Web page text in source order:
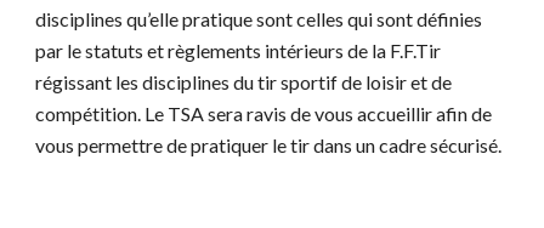
disciplines qu’elle pratique sont celles qui sont définies
par le statuts et règlements intérieurs de la F.F.Tir
régissant les disciplines du tir sportif de loisir et de
compétition. Le TSA sera ravis de vous accueillir afin de
vous permettre de pratiquer le tir dans un cadre sécurisé.